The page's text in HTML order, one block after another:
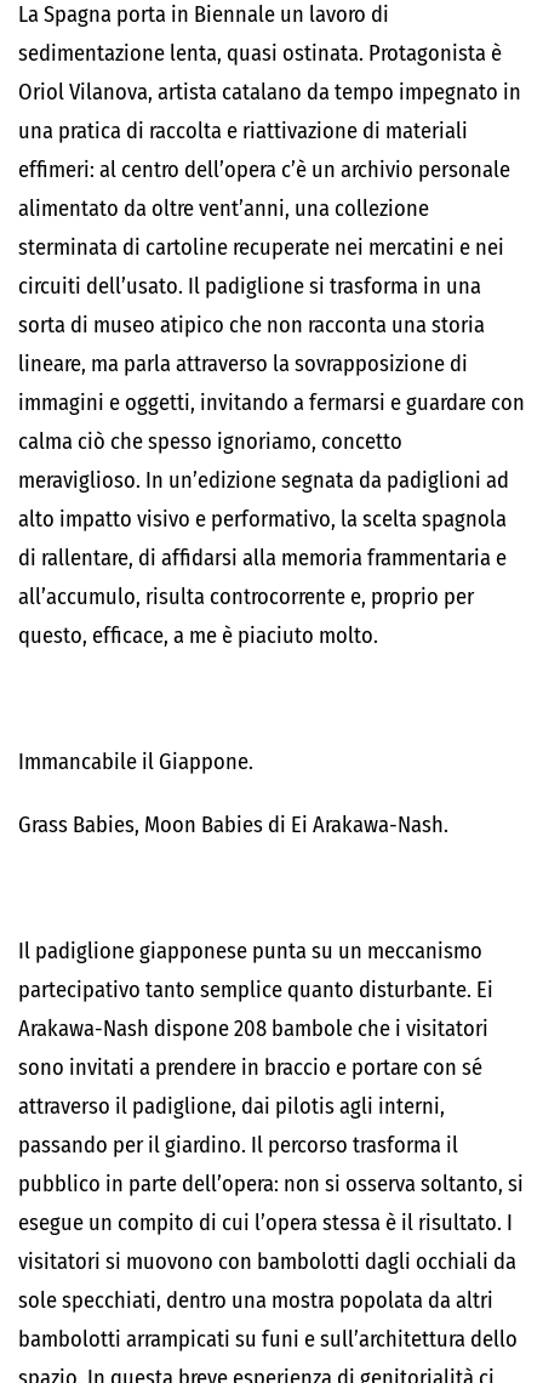
La Spagna porta in Biennale un lavoro di
sedimentazione lenta, quasi ostinata. Protagonista è
Oriol Vilanova, artista catalano da tempo impegnato in
una pratica di raccolta e riattivazione di materiali
effimeri: al centro dell’opera c’è un archivio personale
alimentato da oltre vent’anni, una collezione
sterminata di cartoline recuperate nei mercatini e nei
circuiti dell’usato. Il padiglione si trasforma in una
sorta di museo atipico che non racconta una storia
lineare, ma parla attraverso la sovrapposizione di
immagini e oggetti, invitando a fermarsi e guardare con
calma ciò che spesso ignoriamo, concetto
meraviglioso. In un’edizione segnata da padiglioni ad
alto impatto visivo e performativo, la scelta spagnola
di rallentare, di affidarsi alla memoria frammentaria e
all’accumulo, risulta controcorrente e, proprio per
questo, efficace, a me è piaciuto molto.
Immancabile il Giappone.
Grass Babies, Moon Babies di Ei Arakawa-Nash.
Il padiglione giapponese punta su un meccanismo
partecipativo tanto semplice quanto disturbante. Ei
Arakawa-Nash dispone 208 bambole che i visitatori
sono invitati a prendere in braccio e portare con sé
attraverso il padiglione, dai pilotis agli interni,
passando per il giardino. Il percorso trasforma il
pubblico in parte dell’opera: non si osserva soltanto, si
esegue un compito di cui l’opera stessa è il risultato. I
visitatori si muovono con bambolotti dagli occhiali da
sole specchiati, dentro una mostra popolata da altri
bambolotti arrampicati su funi e sull’architettura dello